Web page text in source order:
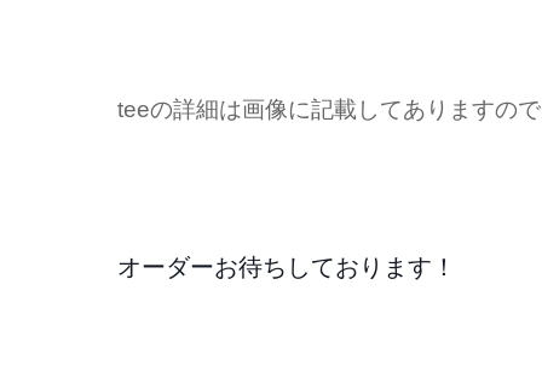
teeの詳細は画像に記載してありますの
オーダーお待ちしております！